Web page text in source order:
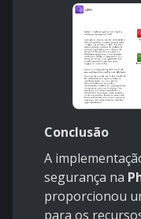
Conclusão
A
segurança na
proporcionou
para os